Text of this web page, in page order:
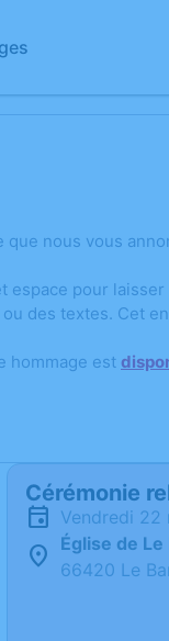
que nous vous
espace pour
des textes. Cet
hommage est
Cérémonie
vendredi
Église de
66420 Le